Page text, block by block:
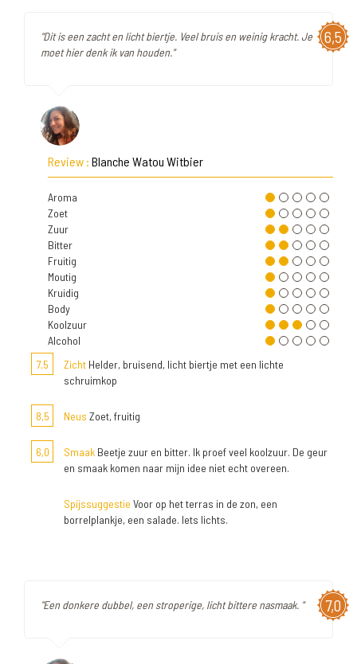
6,5
"Dit is een zacht en licht biertje. Veel bruis en weinig kracht. Je
moet hier denk ik van houden."
Review : Blanche Watou Witbier
Aroma
Zoet
Zuur
Bitter
Fruitig
Moutig
Kruidig
Body
Koolzuur
Alcohol
7,5
Zicht Helder, bruisend, licht biertje met een lichte
schruimkop
8,5 Neus Zoet, fruitig
6,0 Smaak Beetje zuur en bitter. Ik proef veel koolzuur. De geur
en smaak komen naar mijn idee niet echt overeen.
Spijssuggestie Voor op het terras in de zon, een
borrelplankje, een salade. Iets lichts.
7,0
"Een donkere dubbel, een stroperige, licht bittere nasmaak. "